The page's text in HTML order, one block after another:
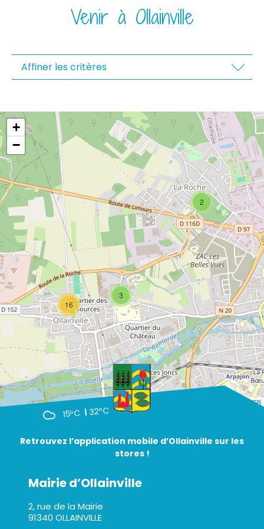
Venir à Ollainville
Affiner les critères
2
3
16
+
−
Leaflet A3 WEB
15°C 32°C
Retrouvez l’application mobile d’Ollainville sur les
stores !
Mairie d’Ollainville
2, rue de la Mairie
91340 OLLAINVILLE